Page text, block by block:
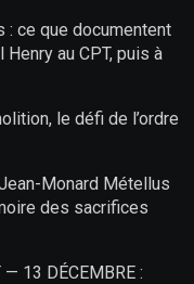
ce que documentent
au CPT, puis à
le défi de l’ordre
Monard Métellus
des sacrifices
13 DÉCEMBRE :